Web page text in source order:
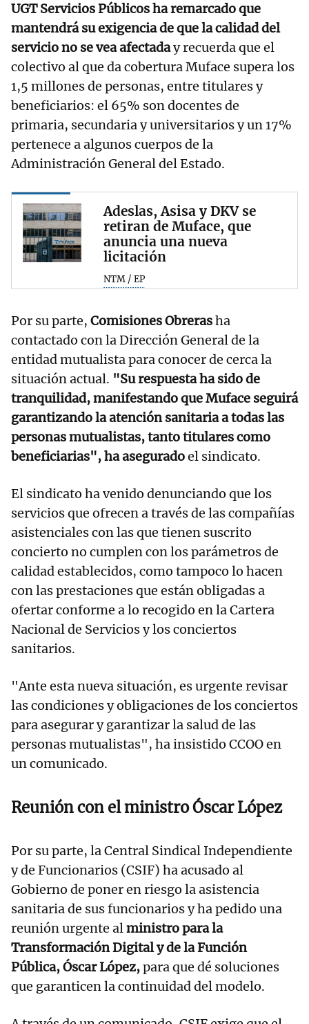
UGT Servicios Públicos ha remarcado que
mantendrá su exigencia de que la calidad del
servicio no se vea afectaday recuerda que el
colectivo al que da cobertura Muface supera los
1,5 millones de personas, entre titulares y
beneficiarios: el 65% son docentes de
primaria, secundaria y universitarios y un 17%
pertenece a algunos cuerpos de la
Administración General del Estado.
Adeslas, Asisa y DKV se
retiran de Muface, que
anuncia una nueva
licitación
NTM / EP
Por su parte, Comisiones Obrerasha
contactado con la Dirección General de la
entidad mutualista para conocer de cerca la
situación actual. "Su respuesta ha sido de
tranquilidad, manifestando que Muface seguirá
garantizando la atención sanitaria a todas las
personas mutualistas, tanto titulares como
beneficiarias", ha aseguradoel sindicato.
El sindicato ha venido denunciando que los
servicios que ofrecen a través de las compañías
asistenciales con las que tienen suscrito
concierto no cumplen con los parámetros de
calidad establecidos, como tampoco lo hacen
con las prestaciones que están obligadas a
ofertar conforme a lo recogido en la Cartera
Nacional de Servicios y los conciertos
sanitarios.
"Ante esta nueva situación, es urgente revisar
las condiciones y obligaciones de los conciertos
para asegurar y garantizar la salud de las
personas mutualistas", ha insistido CCOO en
un comunicado.
Reunión con el ministro Óscar López
Por su parte, la Central Sindical Independiente
y de Funcionarios (CSIF) ha acusado al
Gobierno de poner en riesgo la asistencia
sanitaria de sus funcionarios y ha pedido una
reunión urgente alministro para la
Transformación Digital y de la Función
Pública, Óscar López,para que dé soluciones
que garanticen la continuidad del modelo.